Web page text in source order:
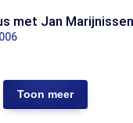
met Jan Marijnissen
Toon meer